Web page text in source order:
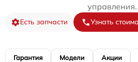
управления.
Есть запчасти Узнать
Гарантия Модели Акции